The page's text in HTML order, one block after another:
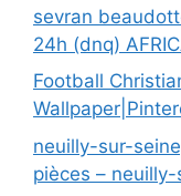
sevran
24h (dnq)
Football
neuilly-sur-
pièces –